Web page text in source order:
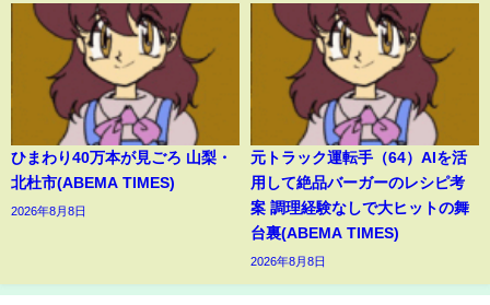
ひまわり40万本が見ごろ 山梨・
北杜市(ABEMA TIMES)
2026年8月8日
元トラック運転手（64）AIを活
用して絶品バーガーのレシピ考
案 調理経験なしで大ヒットの舞
台裏(ABEMA TIMES)
2026年8月8日